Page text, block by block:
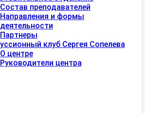
Состав преподавателей
Направления и формы
деятельности
Партнеры
клуб Сергея Сопелева
О центре
Руководители центра